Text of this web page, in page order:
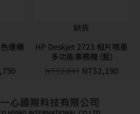
連續
缺貨
HP Deskjet 2723 相片噴墨
多功能事務機 (藍)
NT$2,847 NT$2,190